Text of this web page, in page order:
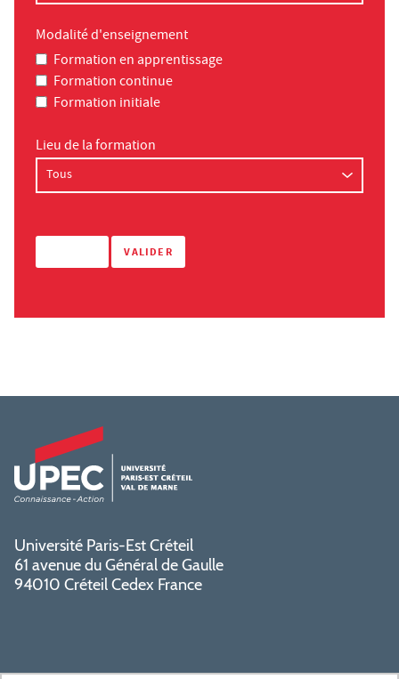
Modalité d'enseignement
Formation en apprentissage
Formation continue
Formation initiale
Lieu de la formation
Université Paris-Est Créteil
61 avenue du Général de Gaulle
94010 Créteil Cedex France